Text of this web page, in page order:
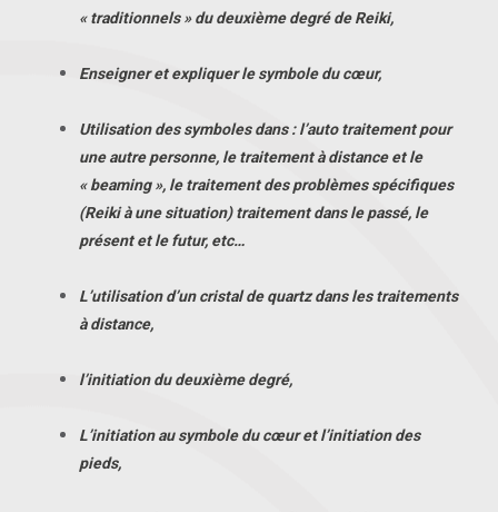
« traditionnels » du deuxième degré de Reiki,
Enseigner et expliquer le symbole du cœur,
Utilisation des symboles dans : l’auto traitement pour
une autre personne, le traitement à distance et le
« beaming », le traitement des problèmes spécifiques
(Reiki à une situation) traitement dans le passé, le
présent et le futur, etc…
L’utilisation d’un cristal de quartz dans les traitements
à distance,
l’initiation du deuxième degré,
L’initiation au symbole du cœur et l’initiation des
pieds,